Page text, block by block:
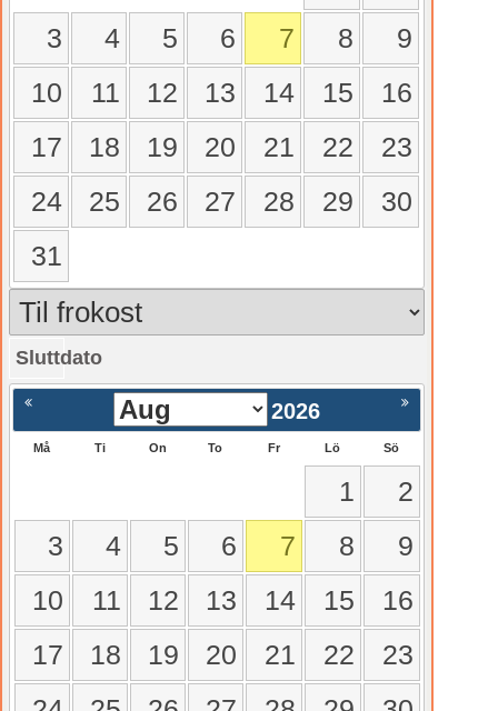
3
4 5 6 7 8
9
10
11 12 13 14 15
16
17
18 19 20 21 22
23
24
25 26 27 28 29
30
31
Sluttdato
Nästa >
2026
Må Ti On To Fr Lö Sö
1
2
3
4 5 6 7 8
9
10
11 12 13 14 15
16
17
18 19 20 21 22
23